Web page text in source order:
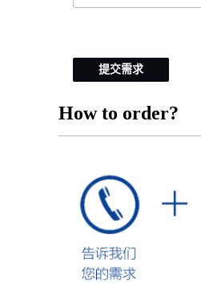
提交需求
How to order?